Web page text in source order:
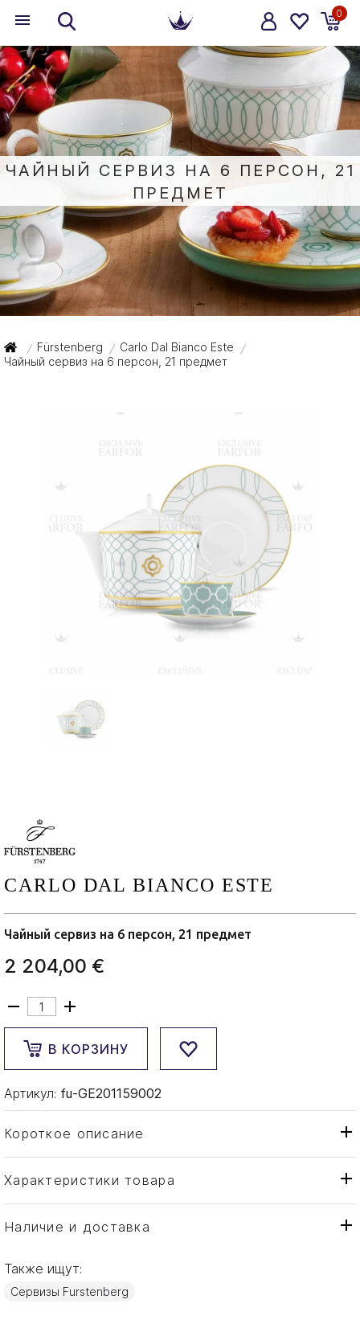
0
ЧАЙНЫЙ СЕРВИЗ НА 6 ПЕРСОН, 21
ПРЕДМЕТ
/ Fürstenberg / Carlo Dal Bianco Este /
Чайный сервиз на 6 персон, 21 предмет
CARLO DAL BIANCO ESTE
Чайный сервиз на 6 персон, 21 предмет
2 204,00 €
В КОРЗИНУ
Артикул: fu-GE201159002
Короткое описание
Характеристики товара
Тип товара
Набор
Бренд
Страна производителя
Материал
Наличие и доставка
Также ищут:
Сервизы Furstenberg